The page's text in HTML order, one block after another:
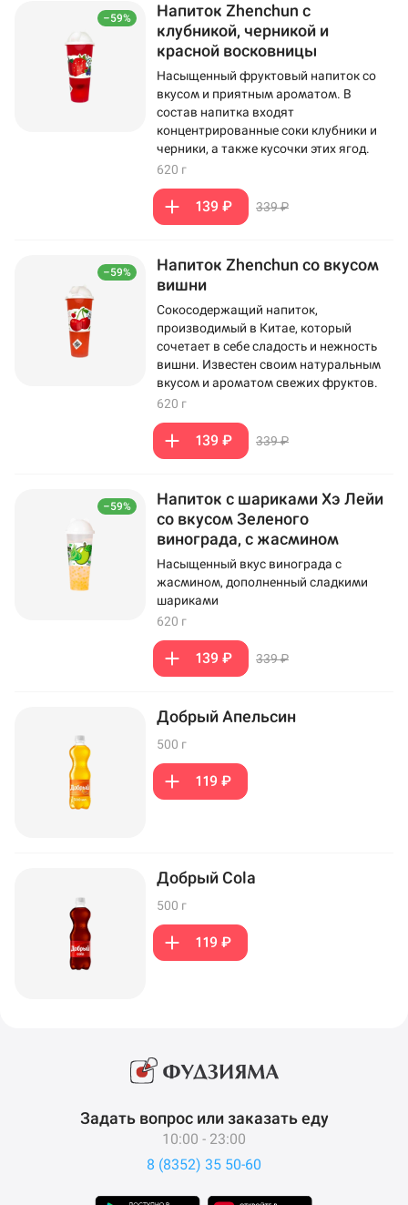
–59%
Напиток Zhenchun с
клубникой, черникой и
красной восковницы
Насыщенный фруктовый напиток со
вкусом и приятным ароматом. В
состав напитка входят
концентрированные соки клубники и
черники, а также кусочки этих ягод.
620 г
139 ₽ 339 ₽
–59%
Напиток Zhenchun со вкусом
вишни
Сокосодержащий напиток,
производимый в Китае, который
сочетает в себе сладость и нежность
вишни. Известен своим натуральным
вкусом и ароматом свежих фруктов.
620 г
139 ₽ 339 ₽
–59%
Напиток с шариками Хэ Лейи
со вкусом Зеленого
винограда, с жасмином
Насыщенный вкус винограда с
жасмином, дополненный сладкими
шариками
620 г
139 ₽ 339 ₽
Добрый Апельсин
500 г
119 ₽
Добрый Cola
500 г
119 ₽
Задать вопрос или заказать еду
10:00 - 23:00
8 (8352) 35 50-60